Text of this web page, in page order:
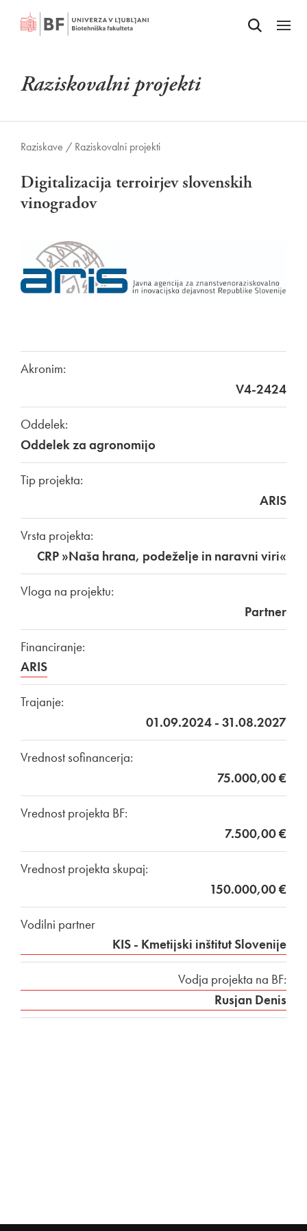
Odpri iskalnik
Odpri
Raziskovalni projekti
Raziskave / Raziskovalni projekti
Digitalizacija terroirjev slovenskih
vinogradov
Akronim:
V4-2424
Oddelek:
Oddelek za agronomijo
Tip projekta:
ARIS
Vrsta projekta:
CRP »Naša hrana, podeželje in naravni viri«
Vloga na projektu:
Partner
Financiranje:
ARIS
Trajanje:
01.09.2024 - 31.08.2027
Vrednost sofinancerja:
75.000,00 €
Vrednost projekta BF:
7.500,00 €
Vrednost projekta skupaj:
150.000,00 €
Vodilni partner
KIS - Kmetijski inštitut Slovenije
Vodja projekta na BF:
Rusjan Denis